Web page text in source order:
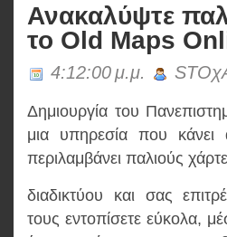
Ανακαλύψτε
το Old Maps
4:12:00 μ.μ.
Δημιουργία του
μια υπηρεσία που
περιλαμβάνει παλιούς
διαδικτύου και σας
τους εντοπίσετε εύκολα,